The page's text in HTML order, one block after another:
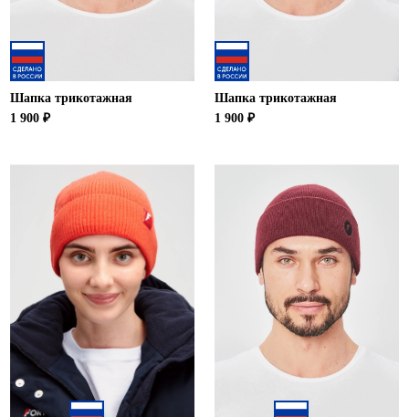
Шапка трикотажная
1 900 ₽
Шапка трикотажная
1 900 ₽